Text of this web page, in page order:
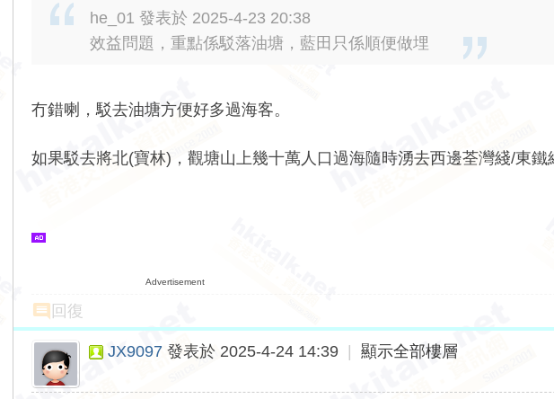
he_01 發表於 2025-4-23 20:38
效益問題，重點係駁落油塘，藍田只係順便做埋
冇錯喇，駁去油塘方便好多過海客。
如果駁去將北(寶林)，觀塘山上幾十萬人口過海隨時湧去西邊荃灣綫/東鐵
Advertisement
回復
JX9097 發表於 2025-4-24 14:39 顯示全部樓層